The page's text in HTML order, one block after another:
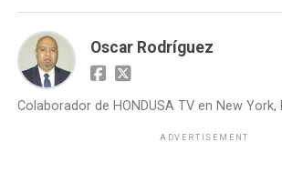
Oscar Rodríguez
Colaborador de HONDUSA TV en New York,
ADVERTISEMENT